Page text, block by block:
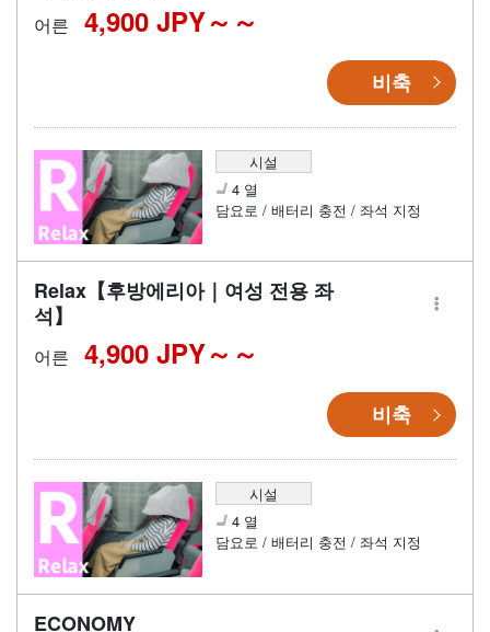
어른 4,900 JPY～
비축
시설
4 열
담요로 / 배터리 충전 / 좌석 지정
Relax【후방에리아｜여성 전용 좌
석】
어른 4,900 JPY～
비축
시설
4 열
담요로 / 배터리 충전 / 좌석 지정
ECONOMY